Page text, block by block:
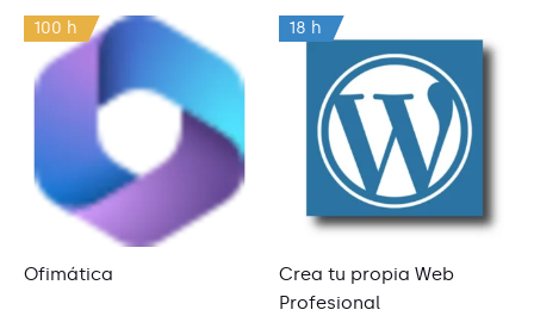
100 h
Ofimática
18 h
Crea tu propia Web
Profesional